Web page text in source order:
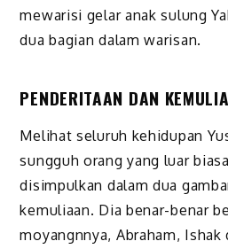
mewarisi gelar anak sulung
dua bagian dalam warisan.
PENDERITAAN DAN
Melihat seluruh kehidupan
sungguh orang yang luar
disimpulkan dalam dua
kemuliaan. Dia benar-benar
moyangnnya, Abraham, Ishak